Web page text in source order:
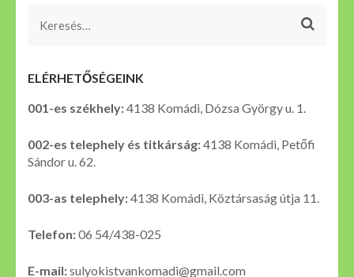
Keresés:
ELÉRHETŐSÉGEINK
001-es székhely:4138 Komádi, Dózsa György u. 1.
002-es telephely és titkárság:4138 Komádi, Petőfi
Sándor u. 62.
003-as telephely:4138 Komádi, Köztársaság útja 11.
Telefon:06 54/438-025
E-mail:sulyokistvankomadi@gmail.com